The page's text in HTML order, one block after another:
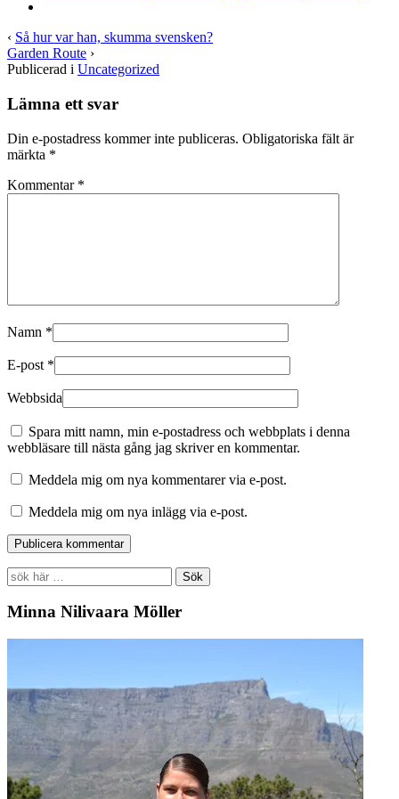
‹ Så hur var han, skumma svensken?
Garden Route ›
Publicerad i Uncategorized
Lämna ett svar
Din e-postadress kommer inte publiceras. Obligatoriska fält är
märkta *
Kommentar *
Namn *
E-post *
Webbsida
Spara mitt namn, min e-postadress och webbplats i denna
webbläsare till nästa gång jag skriver en kommentar.
Meddela mig om nya kommentarer via e-post.
Meddela mig om nya inlägg via e-post.
Search
for:
Minna Nilivaara Möller